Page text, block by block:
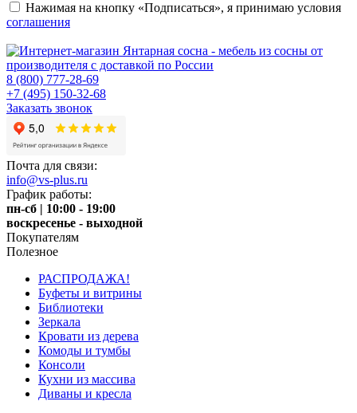
Нажимая на кнопку «Подписаться», я принимаю условия
соглашения
8 (800) 777-28-69
+7 (495) 150-32-68
Заказать звонок
Почта для связи:
info@vs-plus.ru
График работы:
пн-сб | 10:00 - 19:00
воскресенье - выходной
Покупателям
Полезное
РАСПРОДАЖА!
Буфеты и витрины
Библиотеки
Зеркала
Кровати из дерева
Комоды и тумбы
Консоли
Кухни из массива
Диваны и кресла